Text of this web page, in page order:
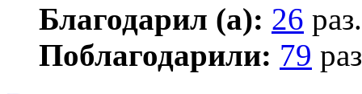
Благодарил (а): 26 раз.
Поблагодарили: 79